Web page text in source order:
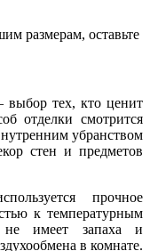
размерам, оставьте
тех, кто ценит
отделки смотрится
убранством
стен и предметов
прочное
к температурным
не имеет запаха и
в комнате.